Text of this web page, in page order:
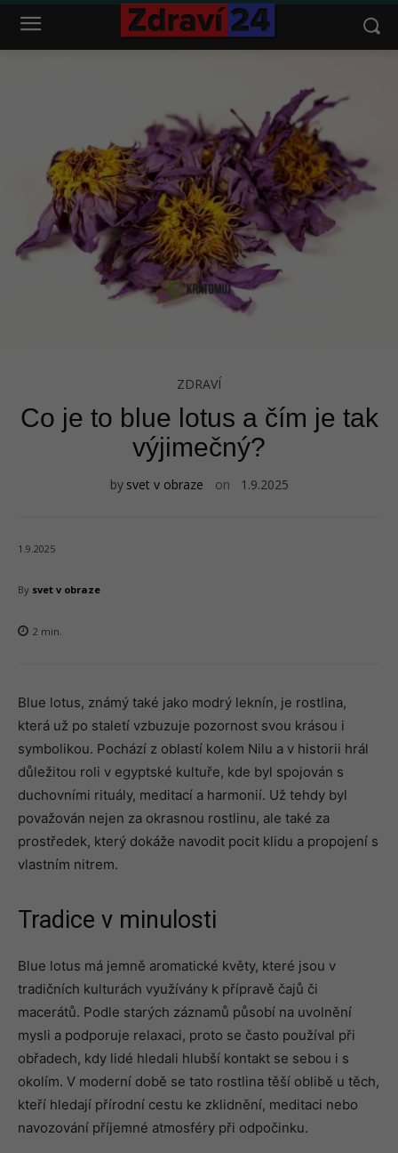
ZDRAVÍ
Co je to blue lotus a čím je tak
výjimečný?
by svet v obraze on 1.9.2025
1.9.2025
By svet v obraze
2 min.
Blue lotus, známý také jako modrý leknín, je rostlina,
která už po staletí vzbuzuje pozornost svou krásou i
symbolikou. Pochází z oblastí kolem Nilu a v historii hrál
důležitou roli v egyptské kultuře, kde byl spojován s
duchovními rituály, meditací a harmonií. Už tehdy byl
považován nejen za okrasnou rostlinu, ale také za
prostředek, který dokáže navodit pocit klidu a propojení s
vlastním nitrem.
Tradice v minulosti
Blue lotus má jemně aromatické květy, které jsou v
tradičních kulturách využívány k přípravě čajů či
macerátů. Podle starých záznamů působí na uvolnění
mysli a podporuje relaxaci, proto se často používal při
obřadech, kdy lidé hledali hlubší kontakt se sebou i s
okolím. V moderní době se tato rostlina těší oblibě u těch,
kteří hledají přírodní cestu ke zklidnění, meditaci nebo
navozování příjemné atmosféry při odpočinku.